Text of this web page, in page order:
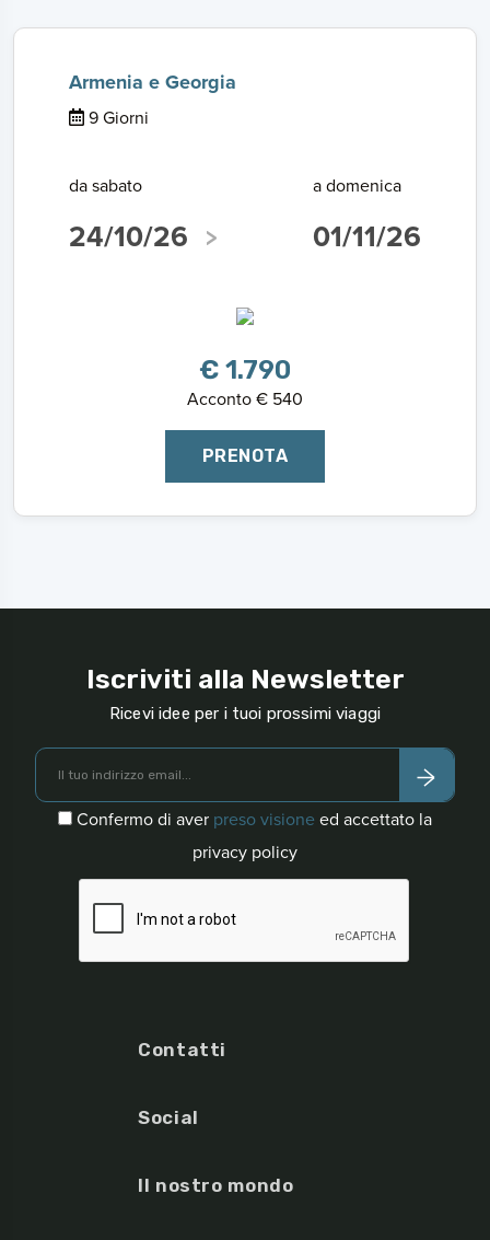
Armenia e Georgia
9 Giorni
da sabato
24/10/26
a domenica
01/11/26
€ 1.790
Acconto € 540
PRENOTA
Iscriviti alla Newsletter
Ricevi idee per i tuoi prossimi viaggi
Confermo di aver preso visione ed accettato la
privacy policy
Contatti
Social
Il nostro mondo